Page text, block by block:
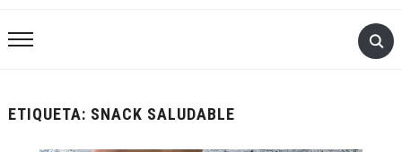
ETIQUETA: SNACK SALUDABLE